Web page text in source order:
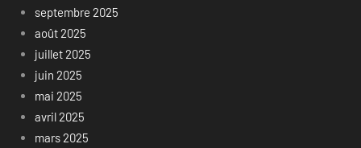
septembre 2025
août 2025
juillet 2025
juin 2025
mai 2025
avril 2025
mars 2025